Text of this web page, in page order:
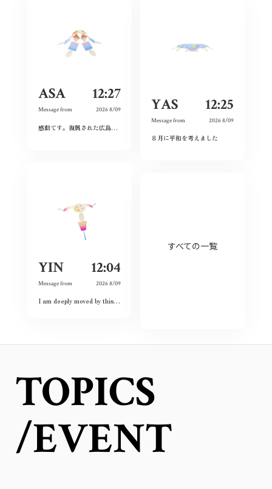
ASA 12:27
Message from 2026 8/09
感動てす。復興された広島人の底力と企業力を改めて知らされました！
YAS 12:25
Message from 2026 8/09
８月に平和を考えました
YIN 12:04
Message from 2026 8/09
I am deeply moved by this exhibition because I have witnessed the spirit of courage and never-give-up among the land and the people. Although this city had once completely destroyed, but the people still believed the future and ordinary lives. That’s what I love this city so much and today is my second time visiting Hiroshima 🥰❤️
すべての一覧
TOPICS
/EVENT